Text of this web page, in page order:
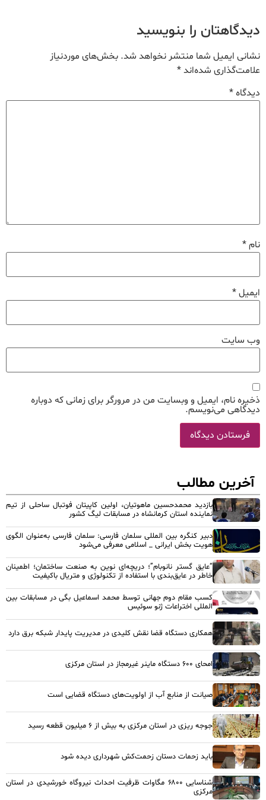
دیدگاهتان را بنویسید
نشانی ایمیل شما منتشر نخواهد شد. بخش‌های موردنیاز
علامت‌گذاری شده‌اند*
دیدگاه*
نام*
ایمیل*
وب‌ سایت
ذخیره نام، ایمیل و وبسایت من در مرورگر برای زمانی که دوباره
دیدگاهی می‌نویسم.
آخرین مطالب
بازدید محمدحسین ماهوتیان، اولین کاپیتان فوتبال ساحلی از تیم
نماینده استان کرمانشاه در مسابقات لیگ کشور
دبیر کنگره بین المللی سلمان فارسی: سلمان فارسی به‌عنوان الگوی
هویت بخش ایرانی _ اسلامی معرفی می‌شود
“عایق گستر نانوبام”؛ دریچه‌ای نوین به صنعت ساختمان؛ اطمینان
خاطر در عایق‌بندی با استفاده از تکنولوژی و متریال باکیفیت
کسب مقام دوم جهانی توسط محمد اسماعیل بگی در مسابقات بین
المللی اختراعات ژنو سوئیس
همکاری دستگاه قضا نقش کلیدی در مدیریت پایدار شبکه برق دارد
امحای ۶۰۰ دستگاه ماینر غیرمجاز در استان مرکزی
صیانت از منابع آب از اولویت‌های دستگاه قضایی است
جوجه ریزی در استان مرکزی به بیش از ۶ میلیون قطعه رسید
باید زحمات دستان زحمت‌کش شهرداری دیده شود
شناسایی ۶۸۰۰ مگاوات ظرفیت احداث نیروگاه خورشیدی در استان
مرکزی